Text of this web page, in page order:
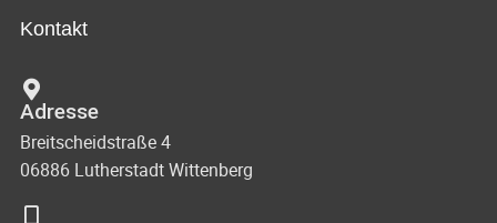
Kontakt
Adresse
Breitscheidstraße 4
06886 Lutherstadt Wittenberg